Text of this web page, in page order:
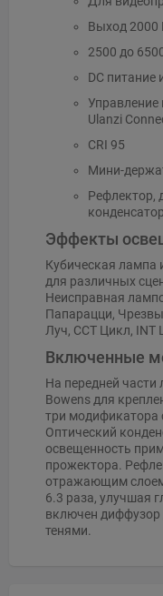
Выход 2000
2500 до
DC питание
Управление
Ulanzi
CRI 95
Мини-
Рефлектор,
конденсатор
Эффекты
Кубическая лампа
для различных
Неисправная
Папарацци,
Луч, CCT Цикл, INT
Включенные
На передней
Bowens для
три модификатора
Оптический
освещенность
прожектора.
отражающим слоем
6.3 раза, улучшая
включен диффузор
тенями.